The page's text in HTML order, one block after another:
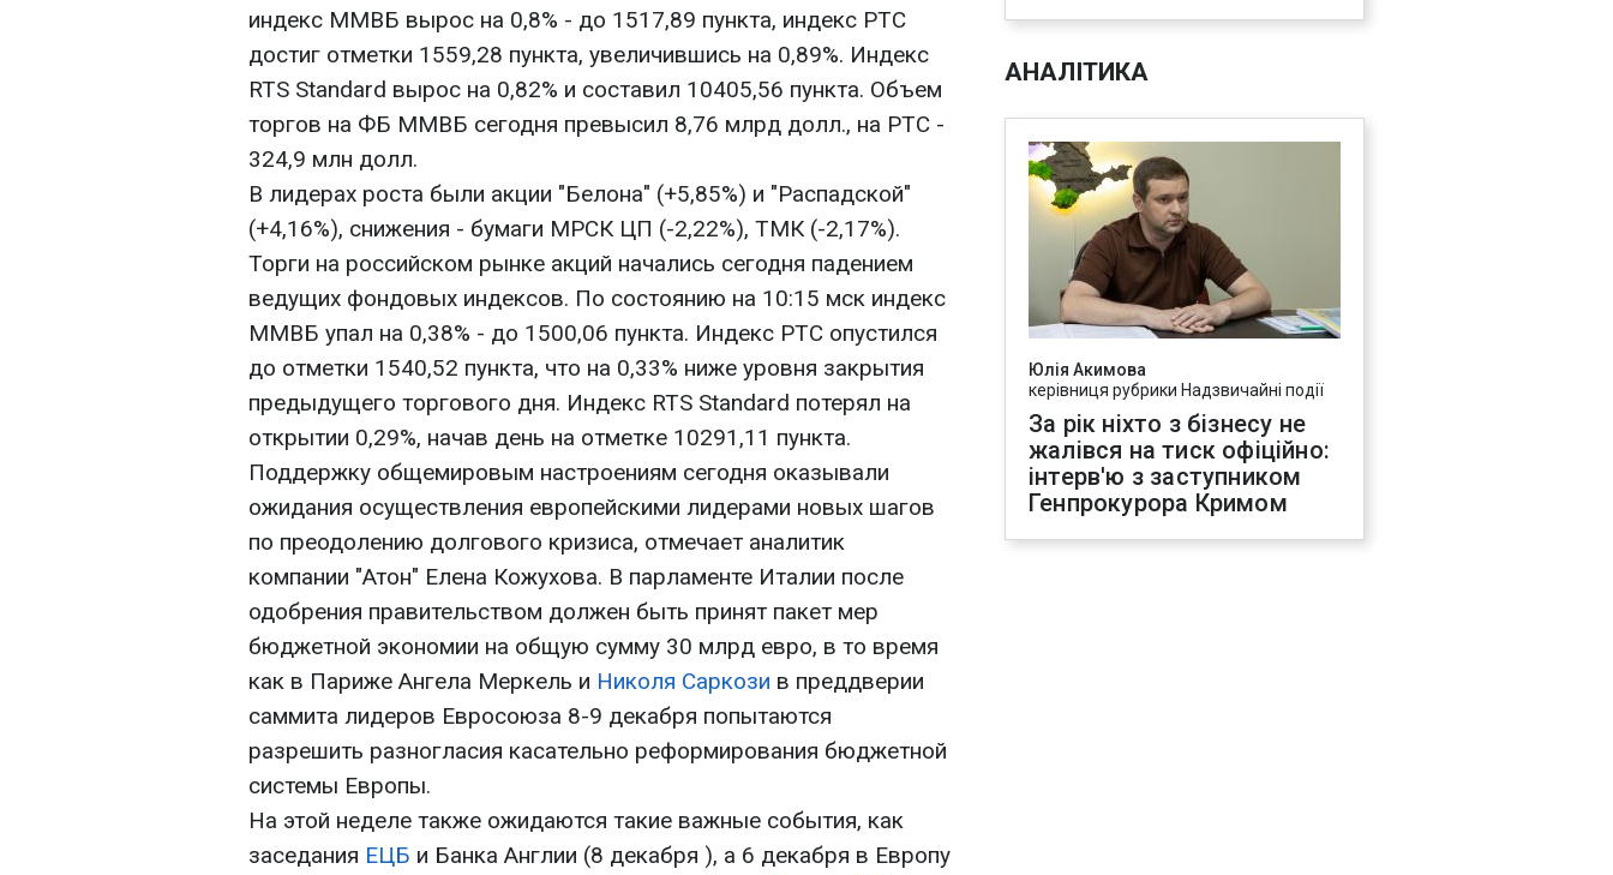
индекс ММВБ вырос на 0,8% - до 1517,89 пункта, индекс РТС
достиг отметки 1559,28 пункта, увеличившись на 0,89%. Индекс
RTS Standard вырос на 0,82% и составил 10405,56 пункта. Объем
торгов на ФБ ММВБ сегодня превысил 8,76 млрд долл., на РТС -
324,9 млн долл.
В лидерах роста были акции "Белона" (+5,85%) и "Распадской"
(+4,16%), снижения - бумаги МРСК ЦП (-2,22%), ТМК (-2,17%).
Торги на российском рынке акций начались сегодня падением
ведущих фондовых индексов. По состоянию на 10:15 мск индекс
ММВБ упал на 0,38% - до 1500,06 пункта. Индекс РТС опустился
до отметки 1540,52 пункта, что на 0,33% ниже уровня закрытия
предыдущего торгового дня. Индекс RTS Standard потерял на
открытии 0,29%, начав день на отметке 10291,11 пункта.
Поддержку общемировым настроениям сегодня оказывали
ожидания осуществления европейскими лидерами новых шагов
по преодолению долгового кризиса, отмечает аналитик
компании "Атон" Елена Кожухова. В парламенте Италии после
одобрения правительством должен быть принят пакет мер
бюджетной экономии на общую сумму 30 млрд евро, в то время
как в Париже Ангела Меркель и Николя Саркози в преддверии
саммита лидеров Евросоюза 8-9 декабря попытаются
разрешить разногласия касательно реформирования бюджетной
системы Европы.
На этой неделе также ожидаются такие важные события, как
заседания ЕЦБ и Банка Англии (8 декабря ), а 6 декабря в Европу
АНАЛІТИКА
Юлія Акимова
керівниця рубрики Надзвичайні події
За рік ніхто з бізнесу не
жалівся на тиск офіційно:
інтерв'ю з заступником
Генпрокурора Кримом